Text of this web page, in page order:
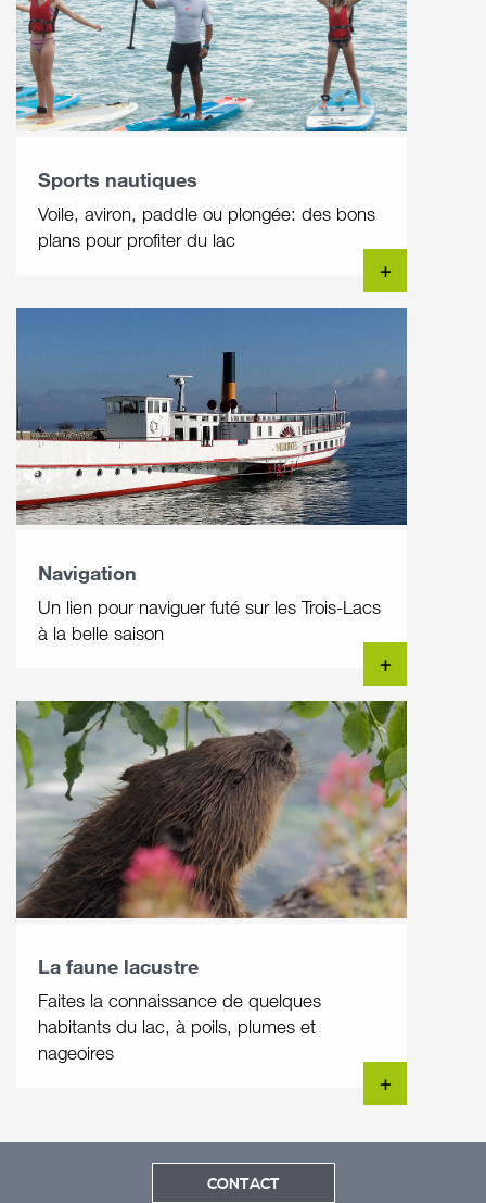
Sports nautiques
Voile, aviron, paddle ou plongée: des bons
plans pour profiter du lac
+
Navigation
Un lien pour naviguer futé sur les Trois-Lacs
à la belle saison
+
La faune lacustre
Faites la connaissance de quelques
habitants du lac, à poils, plumes et
nageoires
+
CONTACT